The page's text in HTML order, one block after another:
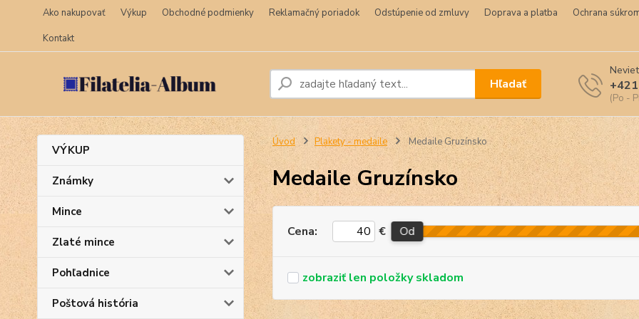
Ako nakupovať Výkup Obchodné podmienky Reklamačný poriadok Odstúpenie od zmluvy Doprava a platba
Ochrana
Kontakt
Hľadať
(Po -
VÝKUP
Známky
Mince
Zlaté mince
Pohľadnice
Poštová história
Úvod Plakety - medaile Medaile Gruzínsko
Medaile Gruzínsko
Cena: € Od
skladom